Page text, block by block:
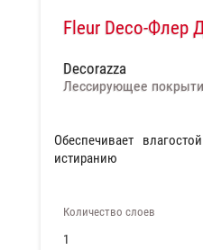
Fleur Deco-Флер
Decorazza
Лессирующее
Обеспечивает
истиранию
Количество слоев
1